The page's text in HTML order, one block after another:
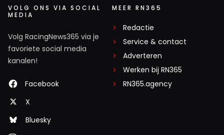
VOLG ONS VIA SOCIAL
MEDIA
Volg RacingNews365 via je
favoriete social media
kanalen!
Facebook
X
Bluesky
MEER RN365
Redactie
Service & contact
Adverteren
Werken bij RN365
RN365.agency